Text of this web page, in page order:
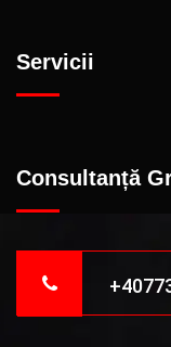
Servicii
Consultanță